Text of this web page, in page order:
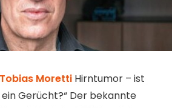
Tobias Moretti Hirntumor – ist
Gerücht?“ Der bekannte